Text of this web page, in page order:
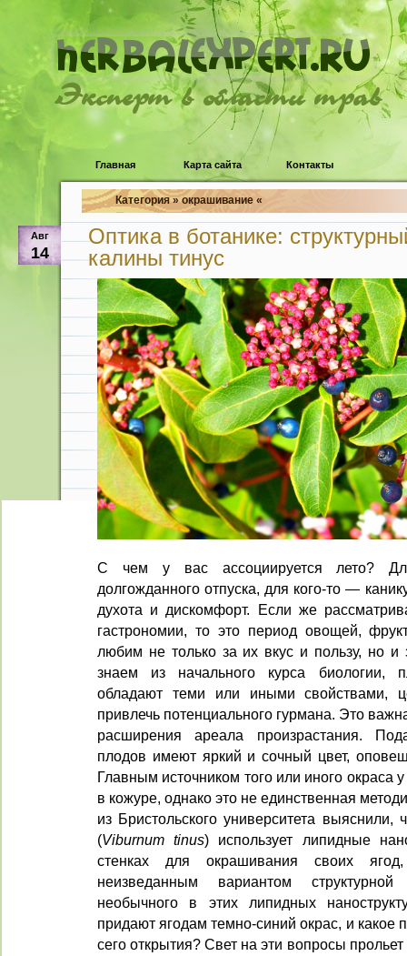
Эксперт в области трав
Главная Карта сайта Контакты
Категория » окрашивание «
Авг
14
Оптика в ботанике:
калины тинус
С чем у вас ассоциируется лето?
долгожданного отпуска, для кого-то —
духота и дискомфорт. Если же
гастрономии, то это период овощей,
любим не только за их вкус и пользу, но
знаем из начального курса биологии,
обладают теми или иными свойствами,
привлечь потенциального гурмана. Это
расширения ареала произрастания.
плодов имеют яркий и сочный цвет,
Главным источником того или иного окраса
в кожуре, однако это не единственная
из Бристольского университета выяснили,
(Viburnum tinus) использует липидные
стенках для окрашивания своих
неизведанным вариантом
необычного в этих липидных
придают ягодам темно-синий окрас, и какое
сего открытия? Свет на эти вопросы